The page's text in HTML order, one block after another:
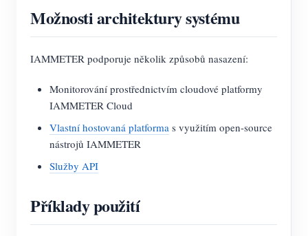
Možnosti architektury systému
IAMMETER podporuje několik způsobů nasazení:
Monitorování prostřednictvím cloudové platformy
IAMMETER Cloud
Vlastní hostovaná platforma s využitím open-source
nástrojů IAMMETER
Služby API
Příklady použití